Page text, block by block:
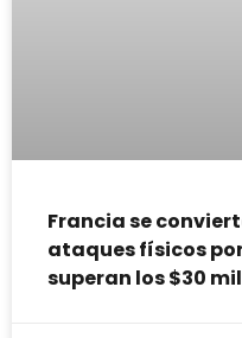
Francia se
ataques físicos
superan los $30